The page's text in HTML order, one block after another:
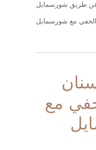
عن طريق شورسمايل
الخفي مع شورسمايل
مع